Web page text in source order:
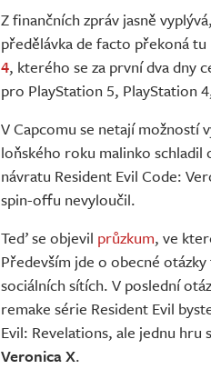
Z finančních zpráv jasně
předělávka de facto překoná
4, kterého se za první dva dny
pro PlayStation 5, PlayStation
V Capcomu se netají možností
loňského roku malinko schladil
návratu Resident Evil Code:
spin-offu nevyloučil.
Teď se objevil průzkum, ve
Především jde o obecné
sociálních sítích. V poslední
remake série Resident Evil
Evil: Revelations, ale jednu
Veronica X.